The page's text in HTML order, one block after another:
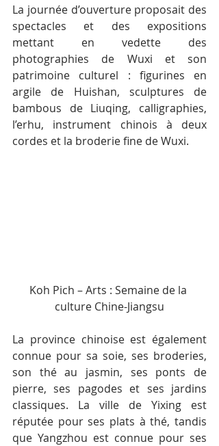
La journée d’ouverture proposait des
spectacles et des expositions
mettant en vedette des
photographies de Wuxi et son
patrimoine culturel : figurines en
argile de Huishan, sculptures de
bambous de Liuqing, calligraphies,
l’erhu, instrument chinois à deux
cordes et la broderie fine de Wuxi.
Koh Pich – Arts : Semaine de la
culture Chine-Jiangsu
La province chinoise est également
connue pour sa soie, ses broderies,
son thé au jasmin, ses ponts de
pierre, ses pagodes et ses jardins
classiques. La ville de Yixing est
réputée pour ses plats à thé, tandis
que Yangzhou est connue pour ses